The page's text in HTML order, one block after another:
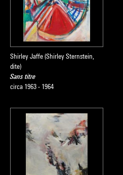
Shirley Jaffe (Shirley Sternstein,
dite)
Sans titre
circa 1963 - 1964